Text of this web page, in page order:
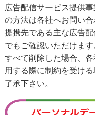
広告配信サービス提供
の方法は各社へお問い合
提携先である主な広告
でもご確認いただけま
すべて削除した場合、
用する際に制約を受け
了承下さい。